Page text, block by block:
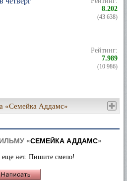
8.202
(43 638)
Рейтинг:
7.989
(10 986)
«Семейка Аддамс»
«СЕМЕЙКА АДДАМС»
еще нет. Пишите смело!